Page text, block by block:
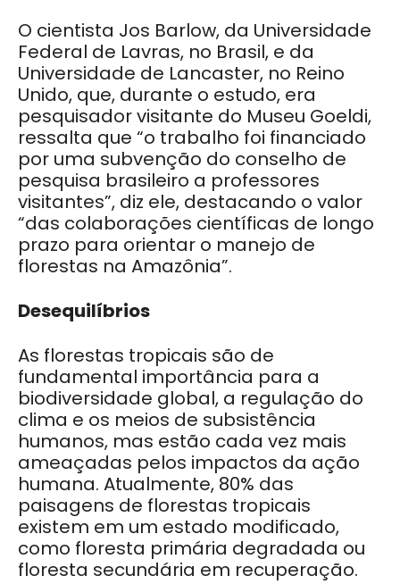
O cientista Jos Barlow, da Universidade
Federal de Lavras, no Brasil, e da
Universidade de Lancaster, no Reino
Unido, que, durante o estudo, era
pesquisador visitante do Museu Goeldi,
ressalta que “o trabalho foi financiado
por uma subvenção do conselho de
pesquisa brasileiro a professores
visitantes”, diz ele, destacando o valor
“das colaborações científicas de longo
prazo para orientar o manejo de
florestas na Amazônia”.
Desequilíbrios
As florestas tropicais são de
fundamental importância para a
biodiversidade global, a regulação do
clima e os meios de subsistência
humanos, mas estão cada vez mais
ameaçadas pelos impactos da ação
humana. Atualmente, 80% das
paisagens de florestas tropicais
existem em um estado modificado,
como floresta primária degradada ou
floresta secundária em recuperação.